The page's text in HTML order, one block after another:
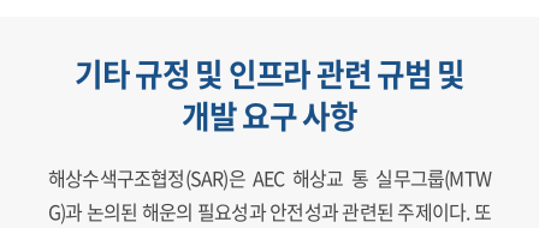
기타 규정 및 인프라 관련 규범 및
개발 요구 사항
해상수색구조협정(SAR)은 AEC 해상교 통 실무그룹(MTW
G)과 논의된 해운의 필요성과 안전성과 관련된 주제이다. 또